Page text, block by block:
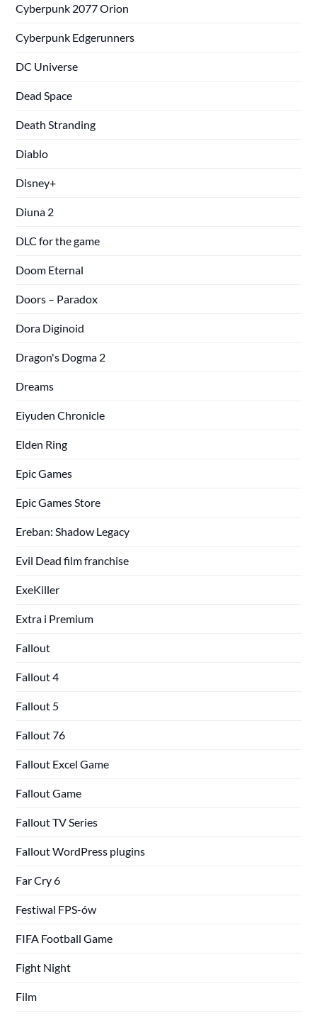
Cyberpunk 2077 Orion
Cyberpunk Edgerunners
DC Universe
Dead Space
Death Stranding
Diablo
Disney+
Diuna 2
DLC for the game
Doom Eternal
Doors – Paradox
Dora Diginoid
Dragon's Dogma 2
Dreams
Eiyuden Chronicle
Elden Ring
Epic Games
Epic Games Store
Ereban: Shadow Legacy
Evil Dead film franchise
ExeKiller
Extra i Premium
Fallout
Fallout 4
Fallout 5
Fallout 76
Fallout Excel Game
Fallout Game
Fallout TV Series
Fallout WordPress plugins
Far Cry 6
Festiwal FPS-ów
FIFA Football Game
Fight Night
Film